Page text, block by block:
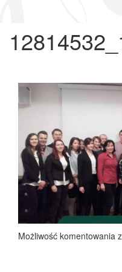
Możliwość komentowania